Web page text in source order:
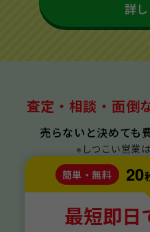
詳
査定・相談・面倒
売らないと決めても
※しつこい営業
簡単・無料
20
最短即日